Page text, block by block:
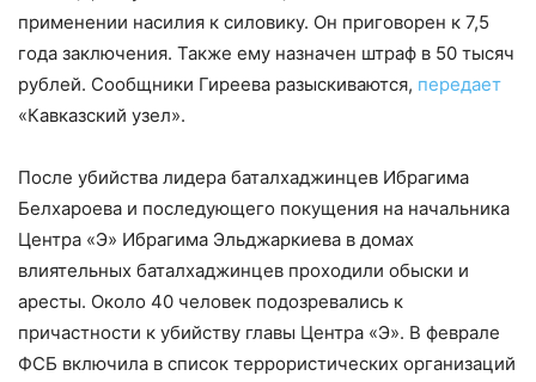
применении насилия к силовику. Он приговорен к 7,5
года заключения. Также ему назначен штраф в 50 тысяч
рублей. Сообщники Гиреева разыскиваются, передает
«Кавказский узел».
После убийства лидера баталхаджинцев Ибрагима
Белхароева и последующего покущения на начальника
Центра «Э» Ибрагима Эльджаркиева в домах
влиятельных баталхаджинцев проходили обыски и
аресты. Около 40 человек подозревались к
причастности к убийству главы Центра «Э». В феврале
ФСБ включила в список террористических организаций